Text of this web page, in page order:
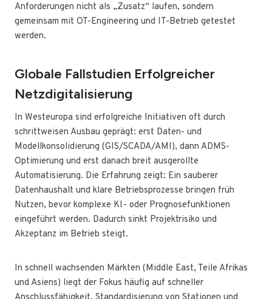
Anforderungen nicht als „Zusatz“ laufen, sondern
gemeinsam mit OT-Engineering und IT-Betrieb getestet
werden.
Globale Fallstudien Erfolgreicher
Netzdigitalisierung
In Westeuropa sind erfolgreiche Initiativen oft durch
schrittweisen Ausbau geprägt: erst Daten- und
Modellkonsolidierung (GIS/SCADA/AMI), dann ADMS-
Optimierung und erst danach breit ausgerollte
Automatisierung. Die Erfahrung zeigt: Ein sauberer
Datenhaushalt und klare Betriebsprozesse bringen früh
Nutzen, bevor komplexe KI- oder Prognosefunktionen
eingeführt werden. Dadurch sinkt Projektrisiko und
Akzeptanz im Betrieb steigt.
In schnell wachsenden Märkten (Middle East, Teile Afrikas
und Asiens) liegt der Fokus häufig auf schneller